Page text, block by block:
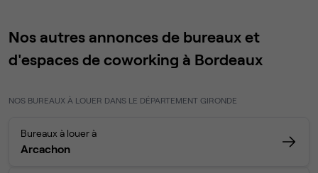
Nos autres annonces de bureaux et
d'espaces de coworking à Bordeaux
NOS BUREAUX À LOUER DANS LE DÉPARTEMENT GIRONDE
Bureaux à louer à
Arcachon